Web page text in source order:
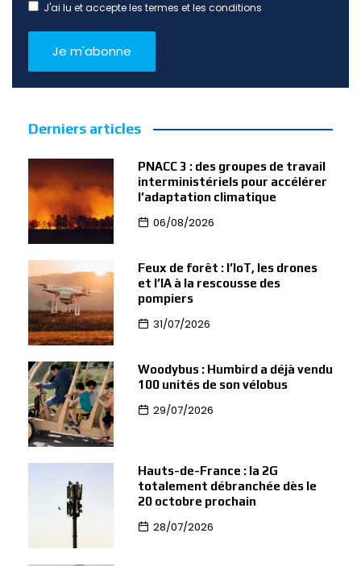
J'ai lu et accepte les termes et les conditions
Derniers articles
PNACC 3 : des groupes de travail
interministériels pour accélérer
l’adaptation climatique
06/08/2026
Feux de forêt : l’IoT, les drones
et l’IA à la rescousse des
pompiers
31/07/2026
Woodybus : Humbird a déjà vendu
100 unités de son vélobus
29/07/2026
Hauts-de-France : la 2G
totalement débranchée dès le
20 octobre prochain
28/07/2026